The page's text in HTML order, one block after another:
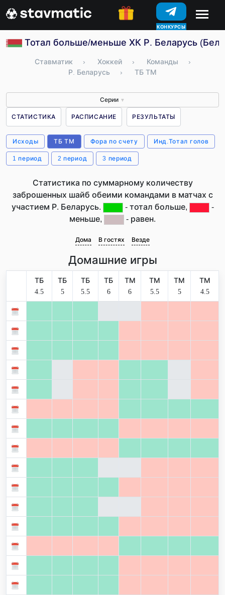
КОНКУРСЫ
Тотал больше/меньше ХК Р. Беларусь
Ставматик › Хоккей › Команды
›
Р. Беларусь
› ТБ ТМ
Серии ▼
СТАТИСТИКА РАСПИСАНИЕ РЕЗУЛЬТАТЫ
Исходы ТБ ТМ Фора по счету Инд.Тотал голов
1 период 2 период 3 период
Статистика по суммарному количеству
заброшенных шайб обеими командами в матчах с
участием Р. Беларусь.
- тотал больше,
-
меньше,
- равен.
Дома В гостях Везде
Домашние игры
ТБ
4.5
ТБ
5
ТБ
5.5
ТБ
6
ТМ
6
ТМ
5.5
ТМ
5
ТМ
4.5